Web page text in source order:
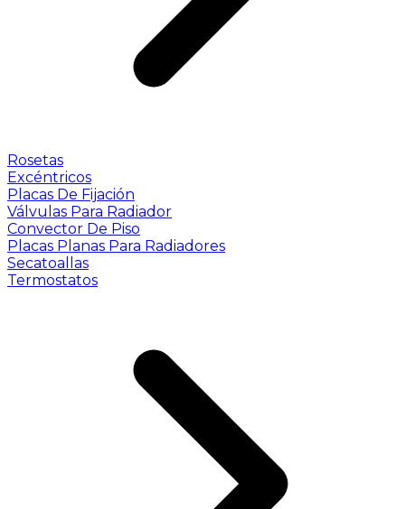
Rosetas
Excéntricos
Placas De Fijación
Válvulas Para Radiador
Convector De Piso
Placas Planas Para Radiadores
Secatoallas
Termostatos